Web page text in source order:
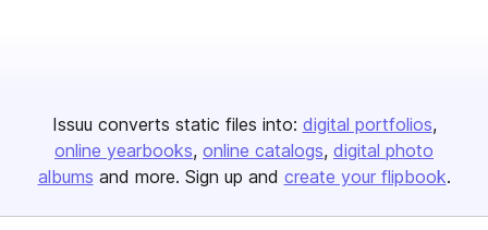
Issuu converts static files into: digital portfolios
online yearbooks online catalogs digital photo
albums and more. Sign up and create your flipbook.